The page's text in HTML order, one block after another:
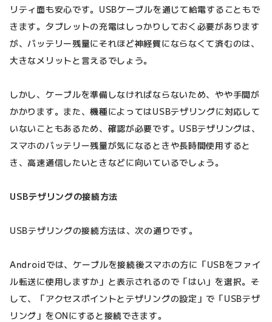
リティ面も安心です。USBケーブルを通じて給電することもで
きます。タブレットの充電はしっかりしておく必要があります
が、バッテリー残量にそれほど神経質にならなくて済むのは、
大きなメリットと言えるでしょう。
しかし、ケーブルを準備しなければならないため、やや手間が
かかります。また、機種によってはUSBテザリングに対応して
いないこともあるため、確認が必要です。USBテザリングは、
スマホのバッテリー残量が気になるときや長時間使用すると
き、高速通信したいときなどに向いているでしょう。
USBテザリングの接続方法
USBテザリングの接続方法は、次の通りです。
Androidでは、ケーブルを接続後スマホの方に「USBをファイ
ル転送に使用しますか」と表示されるので「はい」を選択。そ
して、「アクセスポイントとテザリングの設定」で「USBテザ
リング」をONにすると接続できます。